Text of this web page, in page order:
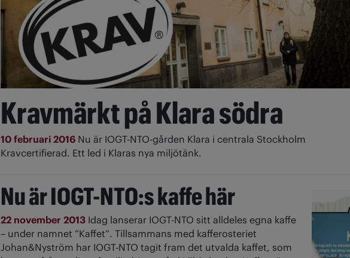
Kravmärkt på Klara södra
10 februari 2016 Nu är IOGT-NTO-gården Klara i centrala Stockholm
Kravcertifierad. Ett led i Klaras nya miljötänk.
Nu är IOGT-NTO:s kaffe här
22 november 2013 Idag lanserar IOGT-NTO sitt alldeles egna kaffe
– under namnet ”Kaffet”. Tillsammans med kafferosteriet
Johan&Nyström har IOGT-NTO tagit fram det utvalda kaffet, som